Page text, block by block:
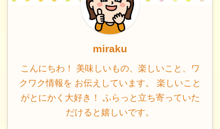
miraku
こんにちわ！ 美味しいもの、楽しいこと、ワ
クワク情報を お伝えしています。 楽しいこと
がとにかく大好き！ ふらっと立ち寄っていた
だけると嬉しいです。